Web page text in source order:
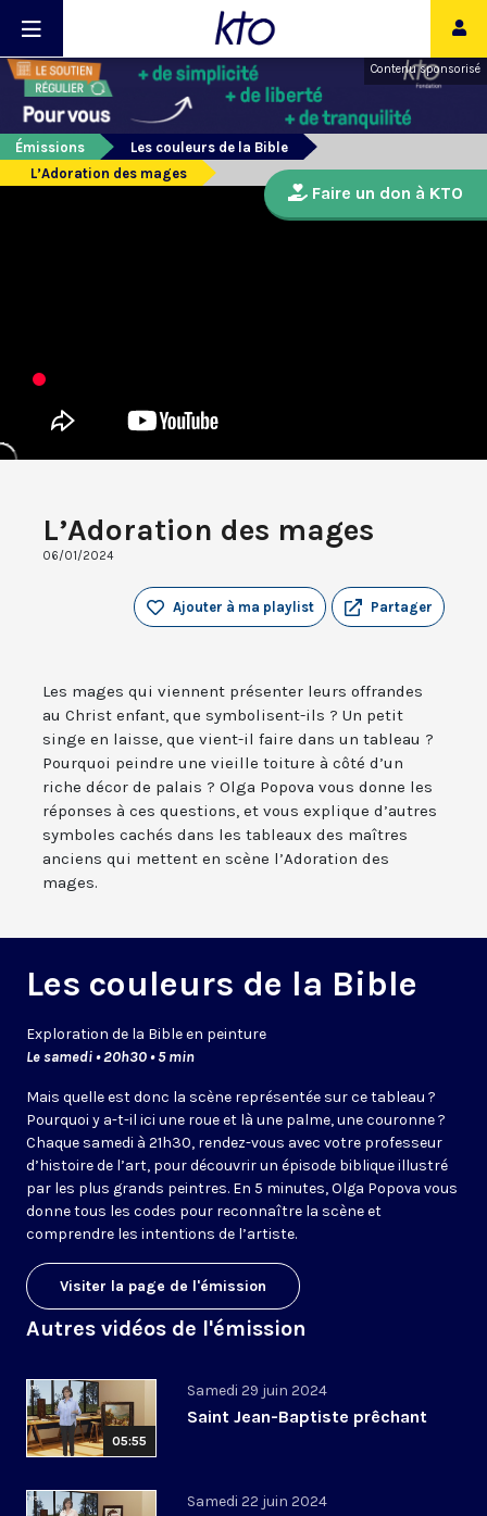
Contenu sponsorisé
Émissions
Les couleurs de la Bible
L’Adoration des mages
L’Adoration des mages
06/01/2024
Partager
Ajouter à ma playlist
Les mages qui viennent présenter leurs offrandes
au Christ enfant, que symbolisent-ils ? Un petit
singe en laisse, que vient-il faire dans un tableau ?
Pourquoi peindre une vieille toiture à côté d’un
riche décor de palais ? Olga Popova vous donne les
réponses à ces questions, et vous explique d’autres
symboles cachés dans les tableaux des maîtres
anciens qui mettent en scène l’Adoration des
mages.
Les couleurs de la Bible
Exploration de la Bible en peinture
Le samedi • 20h30 • 5 min
Mais quelle est donc la scène représentée sur ce tableau ?
Pourquoi y a-t-il ici une roue et là une palme, une couronne ?
Chaque samedi à 21h30, rendez-vous avec votre professeur
d’histoire de l’art, pour découvrir un épisode biblique illustré
par les plus grands peintres. En 5 minutes, Olga Popova vous
donne tous les codes pour reconnaître la scène et
comprendre les intentions de l’artiste.
Visiter la page de l'émission
Autres vidéos de l'émission
05:55
Samedi 29 juin 2024
Saint Jean-Baptiste prêchant
Samedi 22 juin 2024
Faire un don à KTO